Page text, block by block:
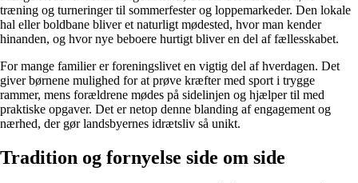
træning og turneringer til sommerfester og loppemarkeder. Den lokale
hal eller boldbane bliver et naturligt mødested, hvor man kender
hinanden, og hvor nye beboere hurtigt bliver en del af fællesskabet.
For mange familier er foreningslivet en vigtig del af hverdagen. Det
giver børnene mulighed for at prøve kræfter med sport i trygge
rammer, mens forældrene mødes på sidelinjen og hjælper til med
praktiske opgaver. Det er netop denne blanding af engagement og
nærhed, der gør landsbyernes idrætsliv så unikt.
Tradition og fornyelse side om side